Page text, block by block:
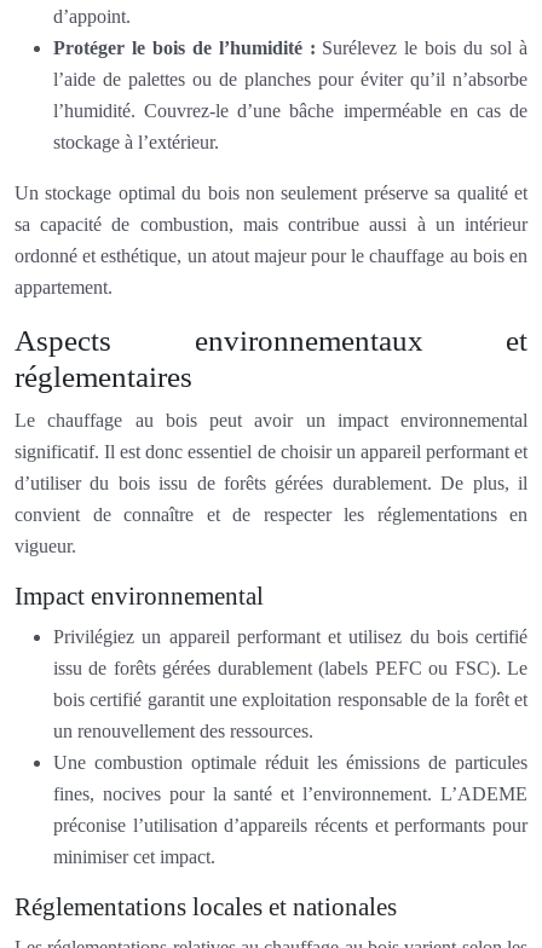
d’appoint.
Protéger le bois de l’humidité : Surélevez le bois du sol à
l’aide de palettes ou de planches pour éviter qu’il n’absorbe
l’humidité. Couvrez-le d’une bâche imperméable en cas de
stockage à l’extérieur.
Un stockage optimal du bois non seulement préserve sa qualité et
sa capacité de combustion, mais contribue aussi à un intérieur
ordonné et esthétique, un atout majeur pour le chauffage au bois en
appartement.
Aspects environnementaux et
réglementaires
Le chauffage au bois peut avoir un impact environnemental
significatif. Il est donc essentiel de choisir un appareil performant et
d’utiliser du bois issu de forêts gérées durablement. De plus, il
convient de connaître et de respecter les réglementations en
vigueur.
Impact environnemental
Privilégiez un appareil performant et utilisez du bois certifié
issu de forêts gérées durablement (labels PEFC ou FSC). Le
bois certifié garantit une exploitation responsable de la forêt et
un renouvellement des ressources.
Une combustion optimale réduit les émissions de particules
fines, nocives pour la santé et l’environnement. L’ADEME
préconise l’utilisation d’appareils récents et performants pour
minimiser cet impact.
Réglementations locales et nationales